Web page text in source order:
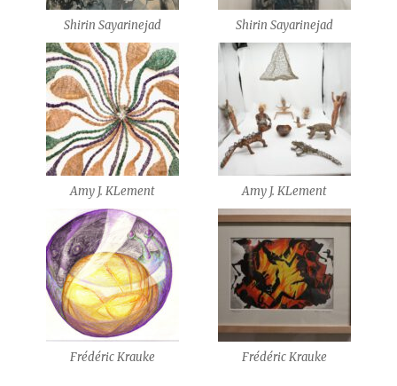
Shirin Sayarinejad Shirin Sayarinejad
Amy J. KLement Amy J. KLement
Frédéric Krauke Frédéric Krauke